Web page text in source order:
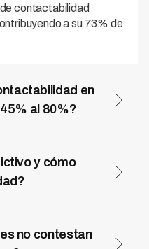
contactabilidad
a su 73% de
en
al 80%?
(voz + SMS +
predictivo con ML
por perfil, (4) Humaniza
con SMS previo, (7)
y cómo
de respuestas, zona
formales son más
no contestan